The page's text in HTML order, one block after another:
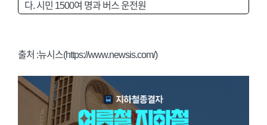
다. 시민 1500여 명과 버스 운전원
출처 :뉴시스(https://www.newsis.com/)